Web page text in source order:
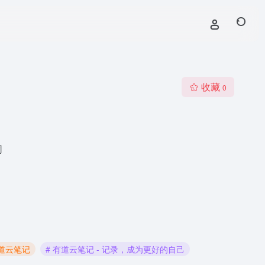
收藏 0
云笔记 # 有道云笔记 - 记录，成为更好的自己